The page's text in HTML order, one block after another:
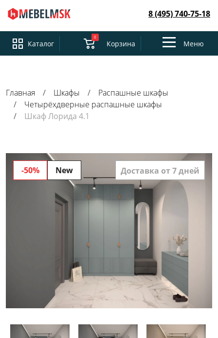
8 (495) 740-75-18
Каталог
0
Корзина
ToggleМеню
Главная Шкафы
Распашные шкафы
Четырёхдверные распашные шкафы
Шкаф Лорида 4.1
-50% New Доставка от 7 дней